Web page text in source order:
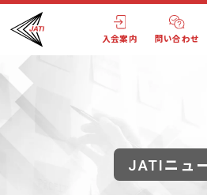
入会案内 問い合わせ
JATIニュ